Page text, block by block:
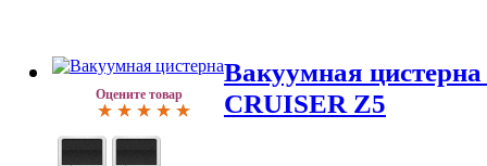
Оцените товар
Вакуумная
CRUISER Z5